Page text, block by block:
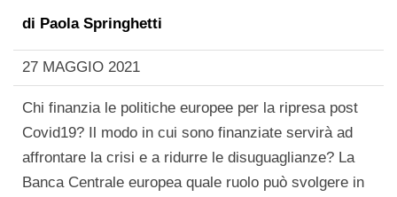
di Paola Springhetti
27 MAGGIO 2021
Chi finanzia le politiche europee per la ripresa post
Covid19? Il modo in cui sono finanziate servirà ad
affrontare la crisi e a ridurre le disuguaglianze? La
Banca Centrale europea quale ruolo può svolgere in